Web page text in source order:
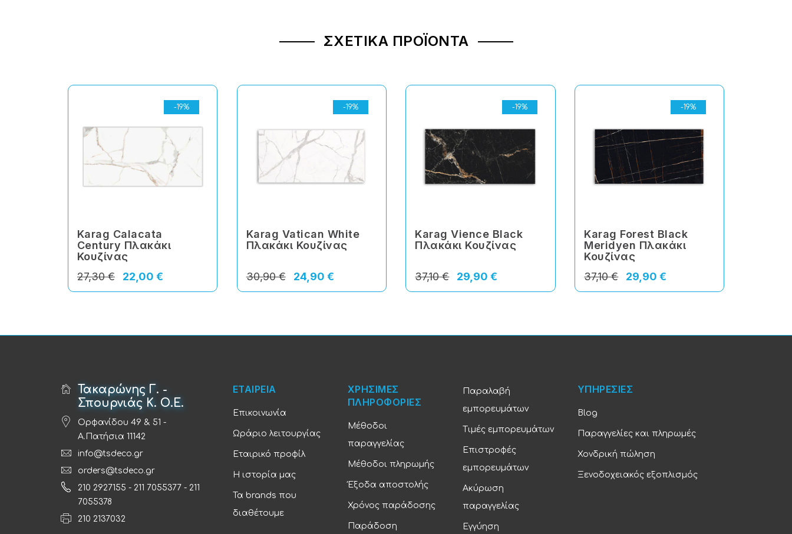
ΣΧΕΤΙΚΆ ΠΡΟΪΌΝΤΑ
-19%
Karag Calacata
Century Πλακάκι
Κουζίνας
22,00 €
27,30 €
-19%
Karag Vatican White
Πλακάκι Κουζίνας
24,90 €
30,90 €
-19%
Karag Vience Black
Πλακάκι Κουζίνας
29,90 €
37,10 €
-19%
Karag Forest Black
Meridyen Πλακάκι
Κουζίνας
29,90 €
37,10 €
Τακαρώνης Γ. -
Σπουρνιάς Κ. Ο.Ε.
Ορφανίδου 49 & 51 -
Α.Πατήσια 11142
info@tsdeco.gr
orders@tsdeco.gr
210 2927155 - 211 7055377 - 211
7055378
210 2137032
ΕΤΑΙΡΕΙΑ
Επικοινωνία
Ωράριο λειτουργίας
Εταιρικό προφίλ
Η ιστορία μας
Τα brands που
διαθέτουμε
ΧΡΗΣΙΜΕΣ
ΠΛΗΡΟΦΟΡΙΕΣ
Μέθοδοι
παραγγελίας
Μέθοδοι πληρωμής
Έξοδα αποστολής
Χρόνος παράδοσης
Παράδοση
Παραλαβή
εμπορευμάτων
Τιμές εμπορευμάτων
Επιστροφές
εμπορευμάτων
Ακύρωση
παραγγελίας
Εγγύηση
ΥΠΗΡΕΣΙΕΣ
Blog
Παραγγελίες και πληρωμές
Χονδρική πώληση
Ξενοδοχειακός εξοπλισμός